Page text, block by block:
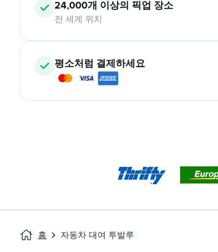
24,000개 이상의 픽업 장소
전 세계 위치
평소처럼 결제하세요
홈 자동차 대여 투발루